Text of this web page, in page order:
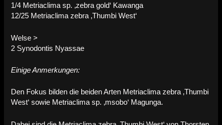
1/4 Metriaclima sp. ‚zebra gold‘ Kawanga
12/25 Metriaclima zebra ‚Thumbi West‘
Welse >
2 Synodontis Nyassae
Einige Anmerkungen:
Den Fokus bilden die beiden Arten Metriaclima zebra ‚Thumbi
West‘ sowie Metriaclima sp. ‚msobo‘ Magunga.